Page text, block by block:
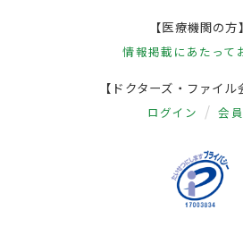
【医療機関の方】
情報掲載にあたって
【ドクターズ・ファイル
ログイン 会